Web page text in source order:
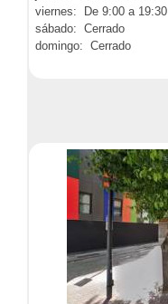
viernes: De 9:00 a 19:30
sábado: Cerrado
domingo: Cerrado